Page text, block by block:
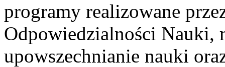
programy realizowane
Odpowiedzialności Nauki,
upowszechnianie nauki